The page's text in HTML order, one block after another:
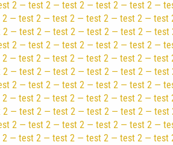
2 — test 2 — test 2 — test 2 — test 2 —
— test 2 — test 2 — test 2 — test 2 —
— test 2 — test 2 — test 2 — test 2 —
2 — test 2 — test 2 — test 2 — test 2 —
— test 2 — test 2 — test 2 — test 2 —
— test 2 — test 2 — test 2 — test 2 —
2 — test 2 — test 2 — test 2 — test 2 —
— test 2 — test 2 — test 2 — test 2 —
— test 2 — test 2 — test 2 — test 2 —
2 — test 2 — test 2 — test 2 — test 2 —
— test 2 — test 2 — test 2 — test 2 —